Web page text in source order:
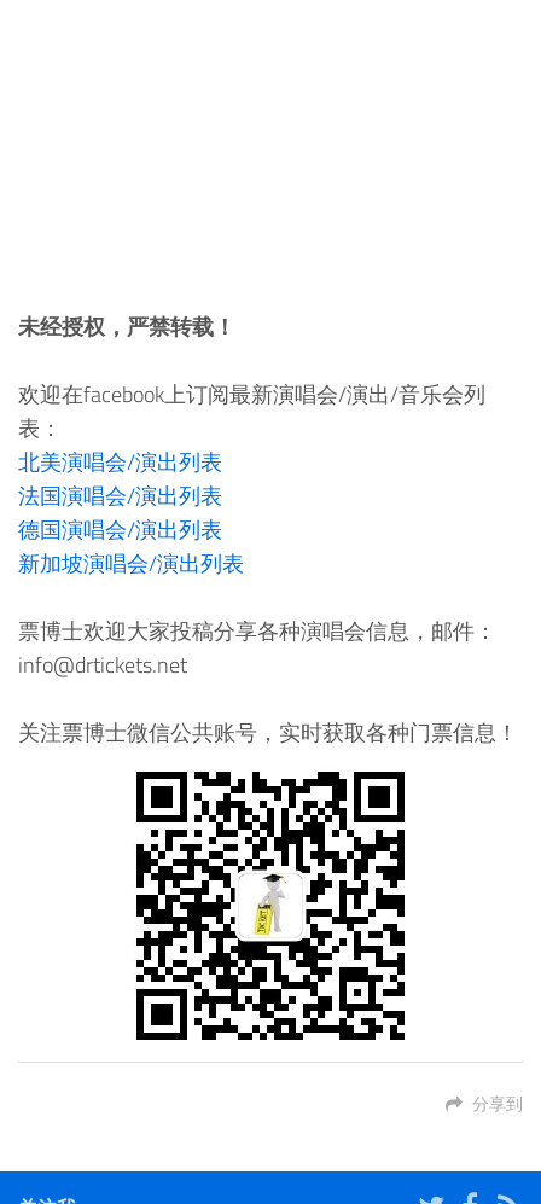
未经授权，严禁转载！
欢迎在facebook上订阅最新演唱会/演出/音乐会列
表：
北美演唱会/演出列表
法国演唱会/演出列表
德国演唱会/演出列表
新加坡演唱会/演出列表
票博士欢迎大家投稿分享各种演唱会信息，邮件：
info@drtickets.net
关注票博士微信公共账号，实时获取各种门票信息！
分享到